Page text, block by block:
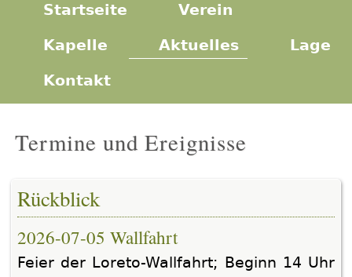
Startseite Verein
Kapelle Aktuelles Lage
Kontakt
Termine und Ereignisse
Rückblick
2026-07-05 Wallfahrt
Feier der Loreto-Wallfahrt; Beginn 14 Uhr